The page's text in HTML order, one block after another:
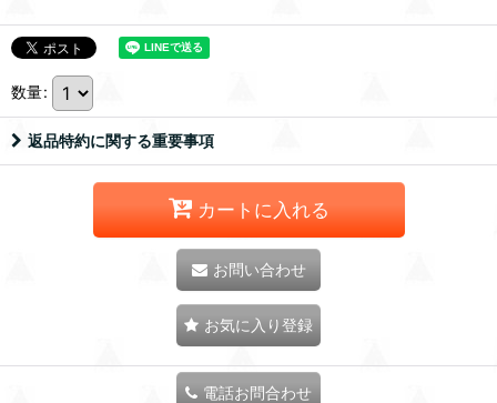
数量:
返品特約に関する重要事項
カートに入れる
お問い合わせ
お気に入り登録
電話お問合わせ